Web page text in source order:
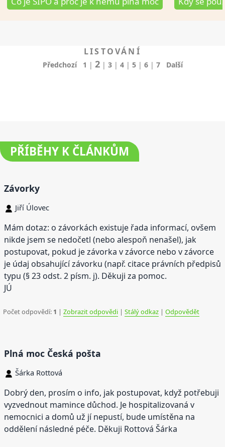
LISTOVÁNÍ
Předchozí 1 | 2| 3| 4| 5| 6| 7 Další
PŘÍBĚHY K ČLÁNKŮM
Závorky
Jiří Úlovec
Mám dotaz: o závorkách existuje řada informací, ovšem
nikde jsem se nedočetl (nebo alespoň nenašel), jak
postupovat, pokud je závorka v závorce nebo v závorce
je údaj obsahující závorku (např. citace právních předpisů
typu (§ 23 odst. 2 písm. j). Děkuji za pomoc.
JÚ
Počet odpovědí: 1 |Zobrazit odpovědi |Stálý odkaz |Odpovědět
Plná moc Česká pošta
Šárka Rottová
Dobrý den, prosím o info, jak postupovat, když potřebuji
vyzvednout mamince důchod. Je hospitalizovaná v
nemocnici a domů už jí nepustí, bude umístěna na
oddělení následné péče. Děkuji Rottová Šárka